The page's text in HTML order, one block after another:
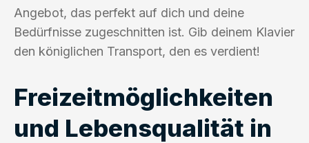
Angebot, das perfekt auf dich und deine
Bedürfnisse zugeschnitten ist. Gib deinem Klavier
den königlichen Transport, den es verdient!
Freizeitmöglichkeiten
und Lebensqualität in